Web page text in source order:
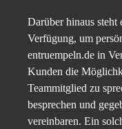
Darüber hinaus
Verfügung, um
entruempeln.de in
Kunden die
Teammitglied zu
besprechen und
vereinbaren. Ein